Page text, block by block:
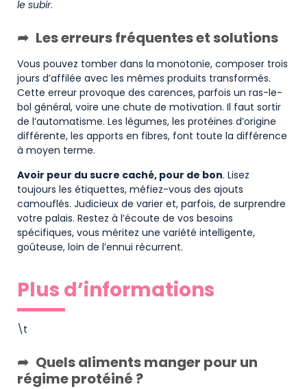
le subir.
Les erreurs fréquentes et solutions
Vous pouvez tomber dans la monotonie, composer trois
jours d’affilée avec les mêmes produits transformés.
Cette erreur provoque des carences, parfois un ras-le-
bol général, voire une chute de motivation. Il faut sortir
de l’automatisme. Les légumes, les protéines d’origine
différente, les apports en fibres, font toute la différence
à moyen terme.
Avoir peur du sucre caché, pour de bon. Lisez
toujours les étiquettes, méfiez-vous des ajouts
camouflés. Judicieux de varier et, parfois, de surprendre
votre palais. Restez à l’écoute de vos besoins
spécifiques, vous méritez une variété intelligente,
goûteuse, loin de l’ennui récurrent.
Plus d’informations
\t
Quels aliments manger pour un
régime protéiné ?